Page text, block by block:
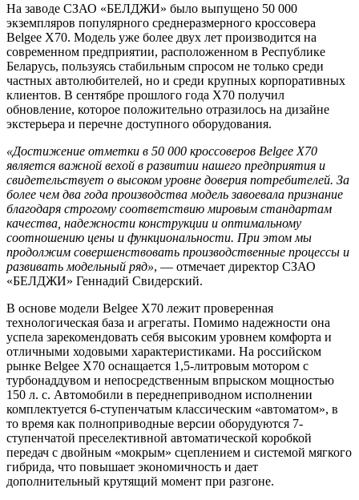
На заводе СЗАО «БЕЛДЖИ» было выпущено 50 000
экземпляров популярного среднеразмерного кроссовера
Belgee X70. Модель уже более двух лет производится на
современном предприятии, расположенном в Республике
Беларусь, пользуясь стабильным спросом не только среди
частных автолюбителей, но и среди крупных корпоративных
клиентов. В сентябре прошлого года X70 получил
обновление, которое положительно отразилось на дизайне
экстерьера и перечне доступного оборудования.
«Достижение отметки в 50 000 кроссоверов Belgee X70
является важной вехой в развитии нашего предприятия и
свидетельствует о высоком уровне доверия потребителей. За
более чем два года производства модель завоевала признание
благодаря строгому соответствию мировым стандартам
качества, надежности конструкции и оптимальному
соотношению цены и функциональности. При этом мы
продолжим совершенствовать производственные процессы и
развивать модельный ряд», — отмечает директор СЗАО
«БЕЛДЖИ» Геннадий Свидерский.
В основе модели Belgee X70 лежит проверенная
технологическая база и агрегаты. Помимо надежности она
успела зарекомендовать себя высоким уровнем комфорта и
отличными ходовыми характеристиками. На российском
рынке Belgee X70 оснащается 1,5-литровым мотором с
турбонаддувом и непосредственным впрыском мощностью
150 л. с. Автомобили в переднеприводном исполнении
комплектуется 6-ступенчатым классическим «автоматом», в
то время как полноприводные версии оборудуются 7-
ступенчатой преселективной автоматической коробкой
передач с двойным «мокрым» сцеплением и системой мягкого
гибрида, что повышает экономичность и дает
дополнительный крутящий момент при разгоне.